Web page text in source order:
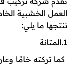
العمل الخشبية
ننتجها ما يلي:
كما تركته خامًا